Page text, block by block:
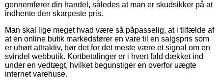
gennemfører din handel, således at man er skudsikker på at
indhente den skarpeste pris.
Man skal lige meget hvad være så påpasselig, at i tilfælde af
at en online butik markedsfører en vare til en salgspris som
er uhørt attraktiv, bør det for det meste være et signal om en
svindel webbutik. Kortbetalinger er i hvert fald dækket ind
under en vedtægt, hvilket begunstiger en overfor uægte
internet varehuse.